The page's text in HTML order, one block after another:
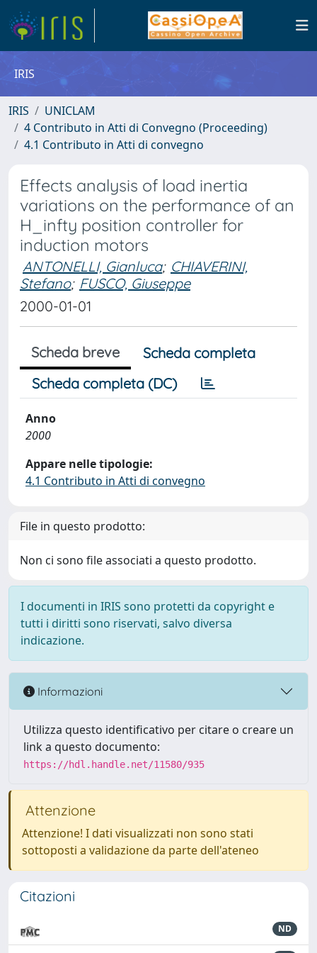
IRIS
IRIS
UNICLAM
4 Contributo in Atti di Convegno (Proceeding)
4.1 Contributo in Atti di convegno
Effects analysis of load inertia
variations on the performance of an
H_infty position controller for
induction motors
ANTONELLI, Gianluca; CHIAVERINI,
Stefano; FUSCO, Giuseppe
2000-01-01
Scheda breve
Scheda completa
Scheda completa (DC)
Anno
2000
Appare nelle tipologie:
4.1 Contributo in Atti di convegno
File in questo prodotto:
Non ci sono file associati a questo prodotto.
I documenti in IRIS sono protetti da copyright e
tutti i diritti sono riservati, salvo diversa
indicazione.
Informazioni
Utilizza questo identificativo per citare o creare un
link a questo documento:
https://hdl.handle.net/11580/935
Attenzione
Attenzione! I dati visualizzati non sono stati
sottoposti a validazione da parte dell'ateneo
Citazioni
ND